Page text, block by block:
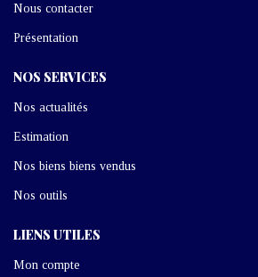
Nous contacter
Présentation
NOS SERVICES
Nos actualités
Estimation
Nos biens biens vendus
Nos outils
LIENS UTILES
Mon compte